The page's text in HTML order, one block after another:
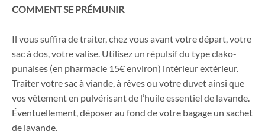
COMMENT SE PRÉMUNIR
Il vous suffira de traiter, chez vous avant votre départ, votre
sac à dos, votre valise. Utilisez un répulsif du type clako-
punaises (en pharmacie 15€ environ) intérieur extérieur.
Traiter votre sac à viande, à rêves ou votre duvet ainsi que
vos vêtement en pulvérisant de l’huile essentiel de lavande.
Éventuellement, déposer au fond de votre bagage un sachet
de lavande.